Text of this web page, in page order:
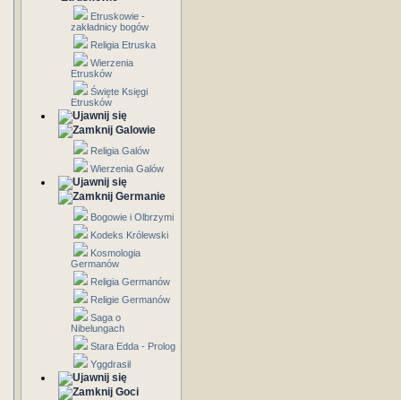
Etruskowie -
zakładnicy bogów
Religia Etruska
Wierzenia
Etrusków
Święte Księgi
Etrusków
Galowie
Religia Galów
Wierzenia Galów
Germanie
Bogowie i Olbrzymi
Kodeks Królewski
Kosmologia
Germanów
Religia Germanów
Religie Germanów
Saga o
Nibelungach
Stara Edda - Prolog
Yggdrasil
Goci